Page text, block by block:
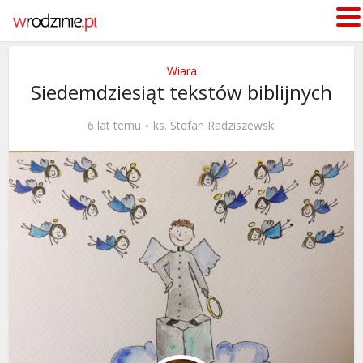
Wiara
Siedemdziesiąt tekstów biblijnych
6 lat temu ks. Stefan Radziszewski